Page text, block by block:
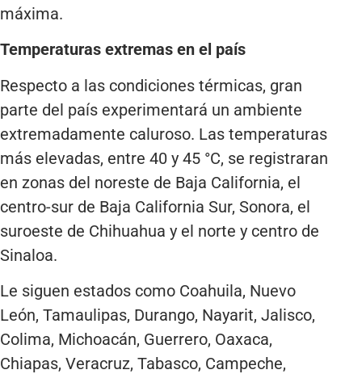
máxima.
Temperaturas extremas en el país
Respecto a las condiciones térmicas, gran
parte del país experimentará un ambiente
extremadamente caluroso. Las temperaturas
más elevadas, entre 40 y 45 °C, se registraran
en zonas del noreste de Baja California, el
centro-sur de Baja California Sur, Sonora, el
suroeste de Chihuahua y el norte y centro de
Sinaloa.
Le siguen estados como Coahuila, Nuevo
León, Tamaulipas, Durango, Nayarit, Jalisco,
Colima, Michoacán, Guerrero, Oaxaca,
Chiapas, Veracruz, Tabasco, Campeche,